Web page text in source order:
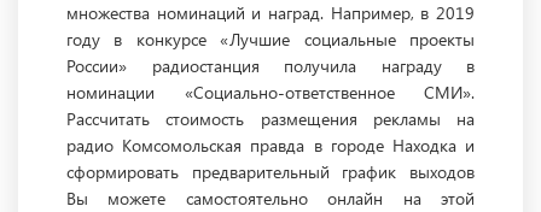
множества номинаций и наград. Например, в 2019
году в конкурсе «Лучшие социальные проекты
России» радиостанция получила награду в
номинации «Социально-ответственное СМИ».
Рассчитать стоимость размещения рекламы на
радио Комсомольская правда в городе Находка и
сформировать предварительный график выходов
Вы можете самостоятельно онлайн на этой